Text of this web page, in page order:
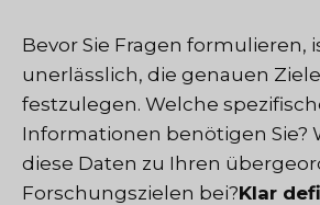
Bevor Sie Fragen formulieren,
unerlässlich, die genauen
festzulegen. Welche
Informationen benötigen Sie?
diese Daten zu Ihren
Forschungszielen bei?Klar